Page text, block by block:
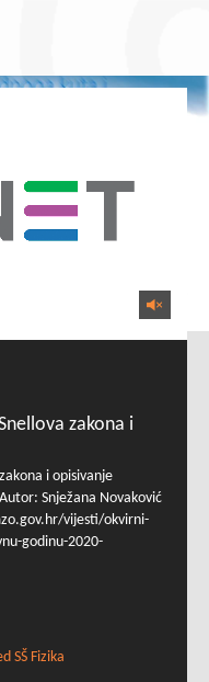
zakona i
i opisivanje
Snježana Novaković
vijesti/okvirni-
godinu-2020-
SŠ Fizika